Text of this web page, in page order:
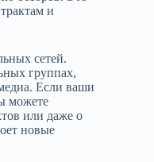
и
сетей.
группах,
Если ваши
можете
или даже о
новые